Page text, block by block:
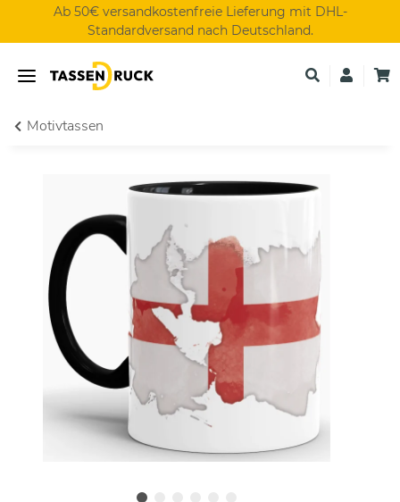
Ab 50€ versandkostenfreie Lieferung mit DHL-
Standardversand nach Deutschland.
Motivtassen